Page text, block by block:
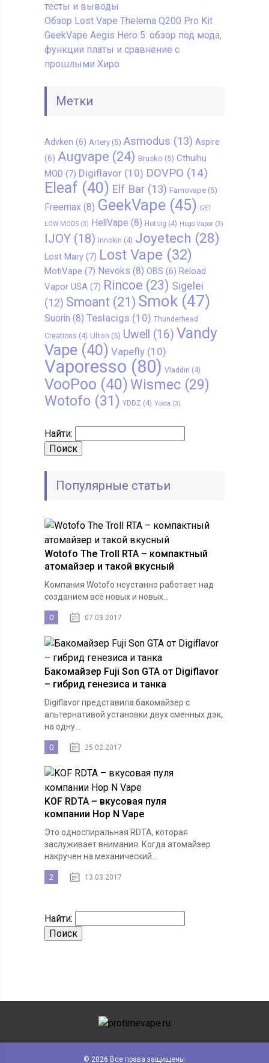
тесты и выводы
Обзор Lost Vape Thelema Q200 Pro Kit
GeekVape Aegis Hero 5: обзор под мода,
функции платы и сравнение с
прошлыми Хиро
Метки
Advken (6) Artery(5) Asmodus (13) Aspire
(6) Augvape (24) Brusko (5) Cthulhu
MOD (7) Digiflavor(10) DOVPO (14)
Eleaf (40) Elf Bar(13) Famovape(5)
Freemax (8) GeekVape(45) GET
LOW MODS(3) HellVape (8) Hotcig (4) Hugo Vapor(3)
IJOY(18) Innokin (4) Joyetech (28)
Lost Mary(7) Lost Vape (32)
MotiVape (7) Nevoks (8) OBS (6) Reload
Vapor USA(7) Rincoe (23) Sigelei
(12) Smoant (21) Smok(47)
Suorin (8) Teslacigs (10) Thunderhead
Creations (4) Ulton (5) Uwell (16) Vandy
Vape(40) Vapefly(10)
Vaporesso (80) Vladdin (4)
VooPoo (40) Wismec(29)
Wotofo (31) YDDZ (4) Yosta (3)
Найти:
Популярные статьи
Wotofo The Troll RTA – компактный
атомайзер и такой вкусный
Компания Wotofo неустанно работает над
созданием все новых и новых...
0 07.03.2017
Бакомайзер Fuji Son GTA от Digiflavor
– гибрид генезиса и танка
Digiflavor представила бакомайзер с
альтернативой установки двух сменных дэк,
на одну...
0 25.02.2017
KOF RDTA – вкусовая пуля
компании Hop N Vape
Это односпиральная RDTA, которая
заслуживает внимания. Когда атомайзер
накручен на механический...
2 13.03.2017
Найти:
© 2026 Все права защищены